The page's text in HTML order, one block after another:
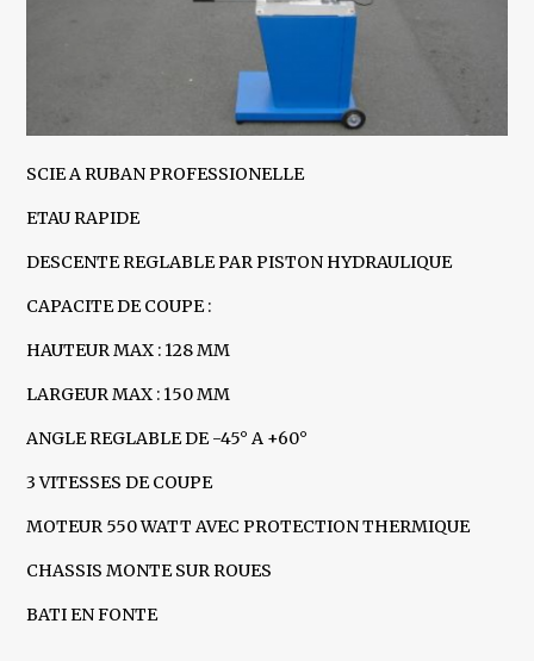
SCIE A RUBAN PROFESSIONELLE
ETAU RAPIDE
DESCENTE REGLABLE PAR PISTON HYDRAULIQUE
CAPACITE DE COUPE :
HAUTEUR MAX : 128 MM
LARGEUR MAX : 150 MM
ANGLE REGLABLE DE -45° A +60°
3 VITESSES DE COUPE
MOTEUR 550 WATT AVEC PROTECTION THERMIQUE
CHASSIS MONTE SUR ROUES
BATI EN FONTE